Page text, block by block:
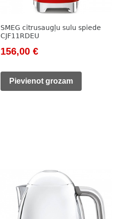
SMEG citrusaugļu sulu spiede
CJF11RDEU
Original
was:
156,00 €Current
is:
Pievienot grozam